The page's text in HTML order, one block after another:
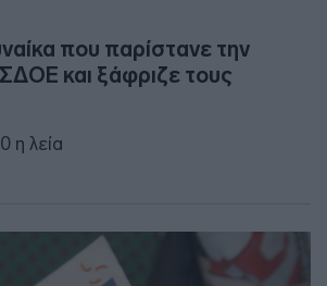
που παρίστανε την
και ξάφριζε τους
η λεία